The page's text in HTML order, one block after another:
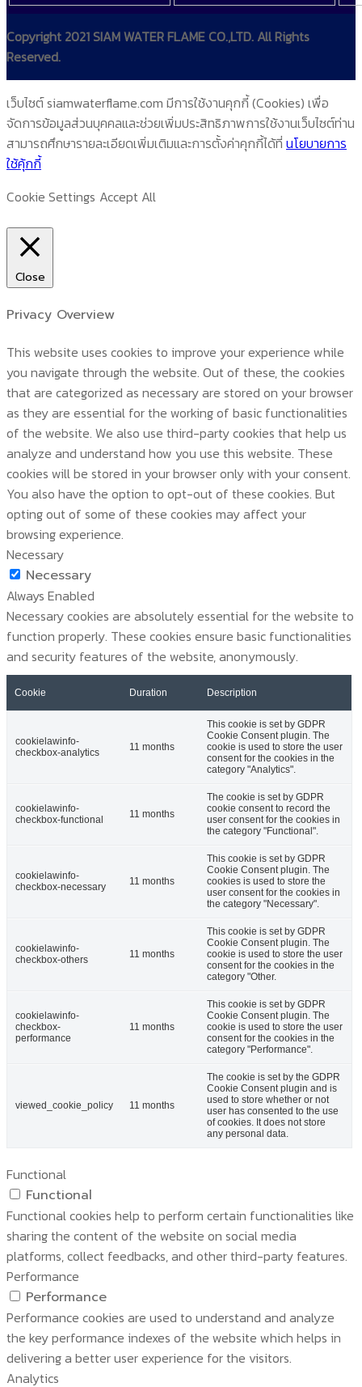
Copyright 2021 SIAM WATER FLAME CO.,LTD. All Rights
Reserved.
เว็บไซต์ siamwaterflame.com มีการใช้งานคุกกี้ (Cookies) เพื่อ
จัดการข้อมูลส่วนบุคคลและช่วยเพิ่มประสิทธิภาพการใช้งานเว็บไซต์ท่าน
สามารถศึกษารายละเอียดเพิ่มเติมและการตั้งค่าคุกกี้ได้ที่ นโยบายการ
ใช้คุ้กกี้
Cookie Settings Accept All
Close
Privacy Overview
This website uses cookies to improve your experience while
you navigate through the website. Out of these, the cookies
that are categorized as necessary are stored on your browser
as they are essential for the working of basic functionalities
of the website. We also use third-party cookies that help us
analyze and understand how you use this website. These
cookies will be stored in your browser only with your consent.
You also have the option to opt-out of these cookies. But
opting out of some of these cookies may affect your
browsing experience.
Necessary
Necessary
Always Enabled
Necessary cookies are absolutely essential for the website to
function properly. These cookies ensure basic functionalities
and security features of the website, anonymously.
Cookie Duration Description
cookielawinfo-
checkbox-analytics
11 months
This cookie is set by GDPR
Cookie Consent plugin. The
cookie is used to store the user
consent for the cookies in the
category "Analytics".
cookielawinfo-
checkbox-functional
11 months
The cookie is set by GDPR
cookie consent to record the
user consent for the cookies in
the category "Functional".
cookielawinfo-
checkbox-necessary
11 months
This cookie is set by GDPR
Cookie Consent plugin. The
cookies is used to store the
user consent for the cookies in
the category "Necessary".
cookielawinfo-
checkbox-others
11 months
This cookie is set by GDPR
Cookie Consent plugin. The
cookie is used to store the user
consent for the cookies in the
category "Other.
cookielawinfo-
checkbox-
performance
11 months
This cookie is set by GDPR
Cookie Consent plugin. The
cookie is used to store the user
consent for the cookies in the
category "Performance".
viewed_cookie_policy 11 months
The cookie is set by the GDPR
Cookie Consent plugin and is
used to store whether or not
user has consented to the use
of cookies. It does not store
any personal data.
Functional
Functional
Functional cookies help to perform certain functionalities like
sharing the content of the website on social media
platforms, collect feedbacks, and other third-party features.
Performance
Performance
Performance cookies are used to understand and analyze
the key performance indexes of the website which helps in
delivering a better user experience for the visitors.
Analytics